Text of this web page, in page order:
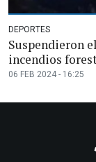
DEPORTES
Suspendieron
incendios
06 FEB 2024 - 16:25